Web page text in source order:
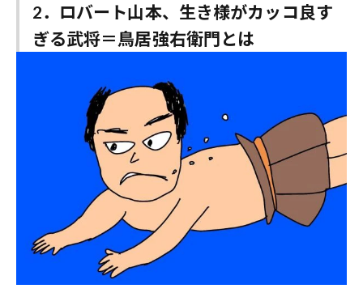
2．ロバート山本、生き様がカッコ良す
ぎる武将＝鳥居強右衛門とは